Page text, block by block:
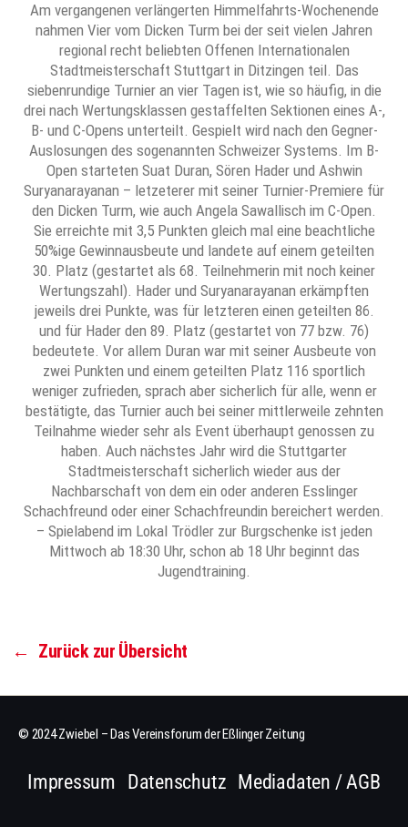
Am vergangenen verlängerten Himmelfahrts-Wochenende
nahmen Vier vom Dicken Turm bei der seit vielen Jahren
regional recht beliebten Offenen Internationalen
Stadtmeisterschaft Stuttgart in Ditzingen teil. Das
siebenrundige Turnier an vier Tagen ist, wie so häufig, in die
drei nach Wertungsklassen gestaffelten Sektionen eines A-,
B- und C-Opens unterteilt. Gespielt wird nach den Gegner-
Auslosungen des sogenannten Schweizer Systems. Im B-
Open starteten Suat Duran, Sören Hader und Ashwin
Suryanarayanan – letzeterer mit seiner Turnier-Premiere für
den Dicken Turm, wie auch Angela Sawallisch im C-Open.
Sie erreichte mit 3,5 Punkten gleich mal eine beachtliche
50%ige Gewinnausbeute und landete auf einem geteilten
30. Platz (gestartet als 68. Teilnehmerin mit noch keiner
Wertungszahl). Hader und Suryanarayanan erkämpften
jeweils drei Punkte, was für letzteren einen geteilten 86.
und für Hader den 89. Platz (gestartet von 77 bzw. 76)
bedeutete. Vor allem Duran war mit seiner Ausbeute von
zwei Punkten und einem geteilten Platz 116 sportlich
weniger zufrieden, sprach aber sicherlich für alle, wenn er
bestätigte, das Turnier auch bei seiner mittlerweile zehnten
Teilnahme wieder sehr als Event überhaupt genossen zu
haben. Auch nächstes Jahr wird die Stuttgarter
Stadtmeisterschaft sicherlich wieder aus der
Nachbarschaft von dem ein oder anderen Esslinger
Schachfreund oder einer Schachfreundin bereichert werden.
– Spielabend im Lokal Trödler zur Burgschenke ist jeden
Mittwoch ab 18:30 Uhr, schon ab 18 Uhr beginnt das
Jugendtraining.
← Zurück zur Übersicht
© 2024 Zwiebel – Das Vereinsforum der Eßlinger Zeitung
Impressum Datenschutz Mediadaten / AGB